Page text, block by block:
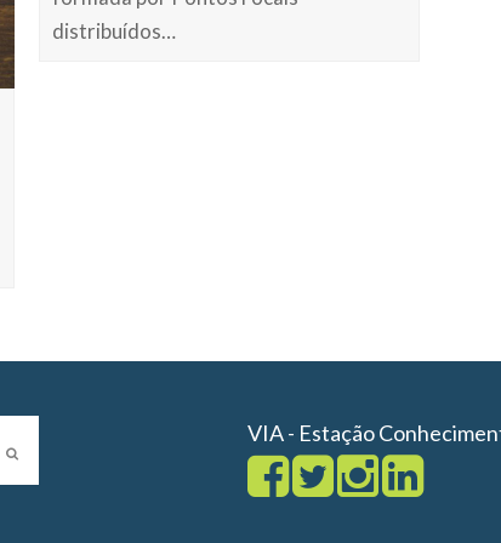
distribuídos…
VIA - Estação